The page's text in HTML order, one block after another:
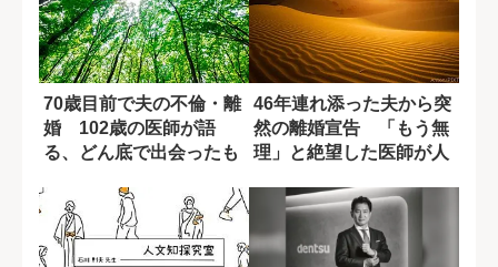
70歳目前で夫の不倫・離
婚 102歳の医師が語
る、どん底で出会ったも
46年連れ添った夫から突
然の離婚宣告 「もう無
理」と絶望した医師が人